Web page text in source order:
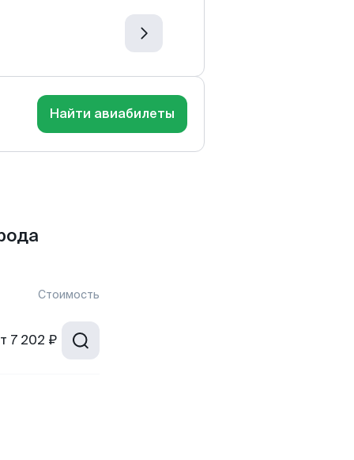
Найти авиабилеты
Стоимость
7 202 ₽